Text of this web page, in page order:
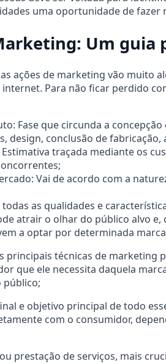
uma oportunidade de fazer
Um guia
ações de marketing vão muito
internet. Para não ficar perdido
Fase que circunda a
design, conclusão de
Estimativa traçada mediante os
Vai de acordo com a
todas as qualidades e
atrair o olhar do público alvo
a optar por determinada
principais técnicas de marketing
que ele necessita daquela
público;
e objetivo principal de todo
com o consumidor,
prestação de serviços, mais